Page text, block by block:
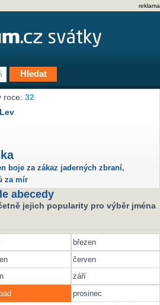
reklama
roce:32
Lev
boje za zákaz jaderných zbraní,
za mír
abecedy
jejich popularity pro výběr jména
březen
červen
září
prosinec